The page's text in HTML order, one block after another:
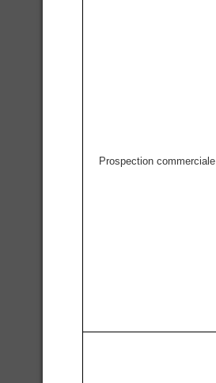
Prospection commerciale